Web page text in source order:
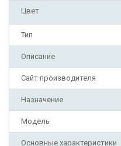
Цвет
Тип
Описание
Сайт производителя
Назначение
Модель
Основные характеристики